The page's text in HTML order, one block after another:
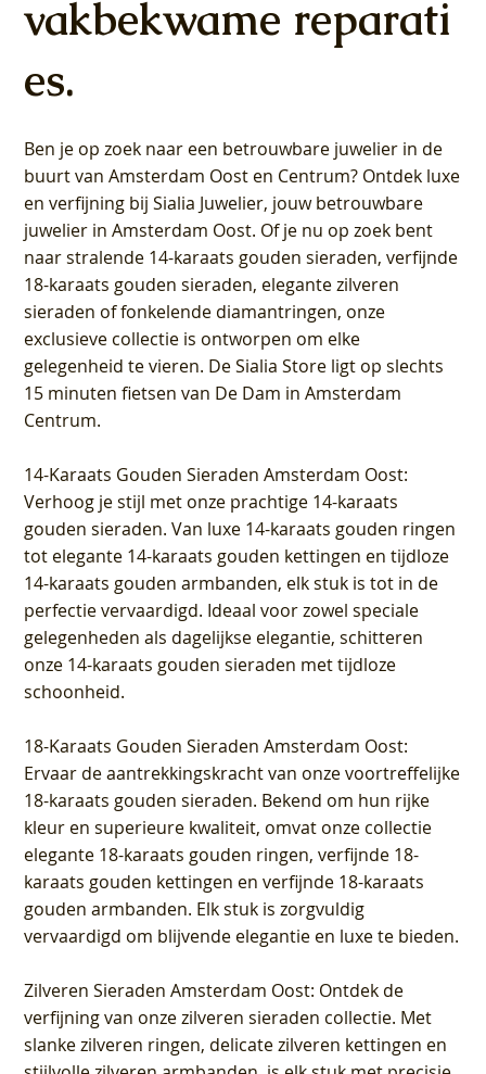
vakbekwame reparati
es.
Ben je op zoek naar een betrouwbare juwelier in de
buurt van Amsterdam Oost en Centrum? Ontdek luxe
en verfijning bij Sialia Juwelier, jouw betrouwbare
juwelier in Amsterdam Oost. Of je nu op zoek bent
naar stralende 14-karaats gouden sieraden, verfijnde
18-karaats gouden sieraden, elegante zilveren
sieraden of fonkelende diamantringen, onze
exclusieve collectie is ontworpen om elke
gelegenheid te vieren. De Sialia Store ligt op slechts
15 minuten fietsen van De Dam in Amsterdam
Centrum.
14-Karaats Gouden Sieraden Amsterdam Oost:
Verhoog je stijl met onze prachtige 14-karaats
gouden sieraden. Van luxe 14-karaats gouden ringen
tot elegante 14-karaats gouden kettingen en tijdloze
14-karaats gouden armbanden, elk stuk is tot in de
perfectie vervaardigd. Ideaal voor zowel speciale
gelegenheden als dagelijkse elegantie, schitteren
onze 14-karaats gouden sieraden met tijdloze
schoonheid.
18-Karaats Gouden Sieraden Amsterdam Oost:
Ervaar de aantrekkingskracht van onze voortreffelijke
18-karaats gouden sieraden. Bekend om hun rijke
kleur en superieure kwaliteit, omvat onze collectie
elegante 18-karaats gouden ringen, verfijnde 18-
karaats gouden kettingen en verfijnde 18-karaats
gouden armbanden. Elk stuk is zorgvuldig
vervaardigd om blijvende elegantie en luxe te bieden.
Zilveren Sieraden Amsterdam Oost: Ontdek de
verfijning van onze zilveren sieraden collectie. Met
slanke zilveren ringen, delicate zilveren kettingen en